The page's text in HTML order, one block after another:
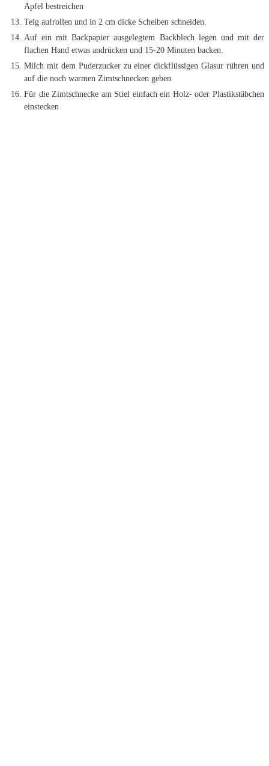
Apfel bestreichen
Teig aufrollen und in 2 cm dicke Scheiben schneiden.
Auf ein mit Backpapier ausgelegtem Backblech legen und mit der
flachen Hand etwas andrücken und 15-20 Minuten backen.
Milch mit dem Puderzucker zu einer dickflüssigen Glasur rühren und
auf die noch warmen Zimtschnecken geben
Für die Zimtschnecke am Stiel einfach ein Holz- oder Plastikstäbchen
einstecken